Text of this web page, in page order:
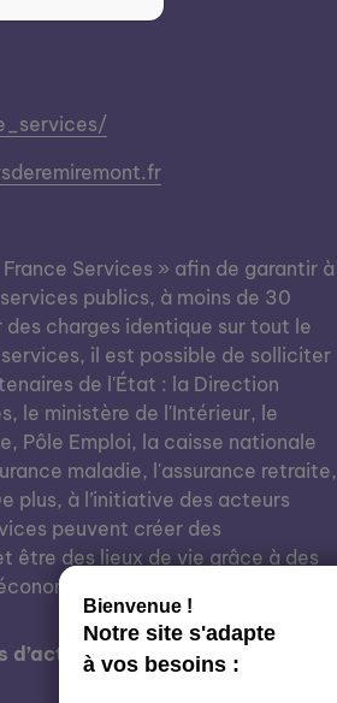
Services » afin de garantir à
publics, à moins de 30
charges identique sur tout le
il est possible de solliciter
de l'État : la Direction
le ministère de l'Intérieur, le
Pôle Emploi, la caisse nationale
maladie, l'assurance retraite,
plus, à l’initiative des acteurs
peuvent créer des
être des lieux de vie grâce à des
l’éducation, etc.
de cette structure ?